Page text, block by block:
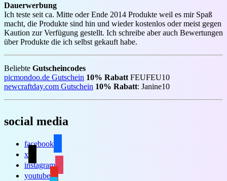
Dauerwerbung
Ich teste seit ca. Mitte oder Ende 2014 Produkte weil es mir Spaß
macht, die Produkte sind hin und wieder kostenlos oder meist gegen
Kaution zur Verfügung gestellt. Ich schreibe aber auch Bewertungen
über Produkte die ich selbst gekauft habe.
Beliebte Gutscheincodes
picmondoo.de Gutschein 10% Rabatt FEUFEU10
newcraftday.com Gutschein 10% Rabatt: Janine10
social media
facebook
x
instagram
youtube